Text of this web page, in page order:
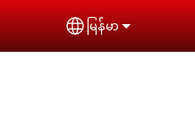
Select your
မြန်မာ